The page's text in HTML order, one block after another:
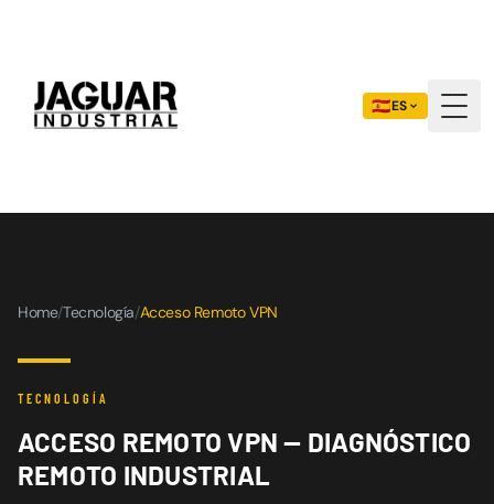
🇪🇸ES
Home/Tecnología/Acceso Remoto VPN
TECNOLOGÍA
ACCESO REMOTO VPN — DIAGNÓSTICO
REMOTO INDUSTRIAL